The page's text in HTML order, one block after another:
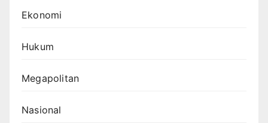
Ekonomi
Hukum
Megapolitan
Nasional